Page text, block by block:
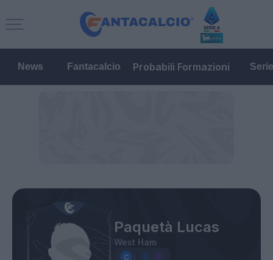
News Fantacalcio Probabili Formazioni
Paquetà Lucas
West Ham